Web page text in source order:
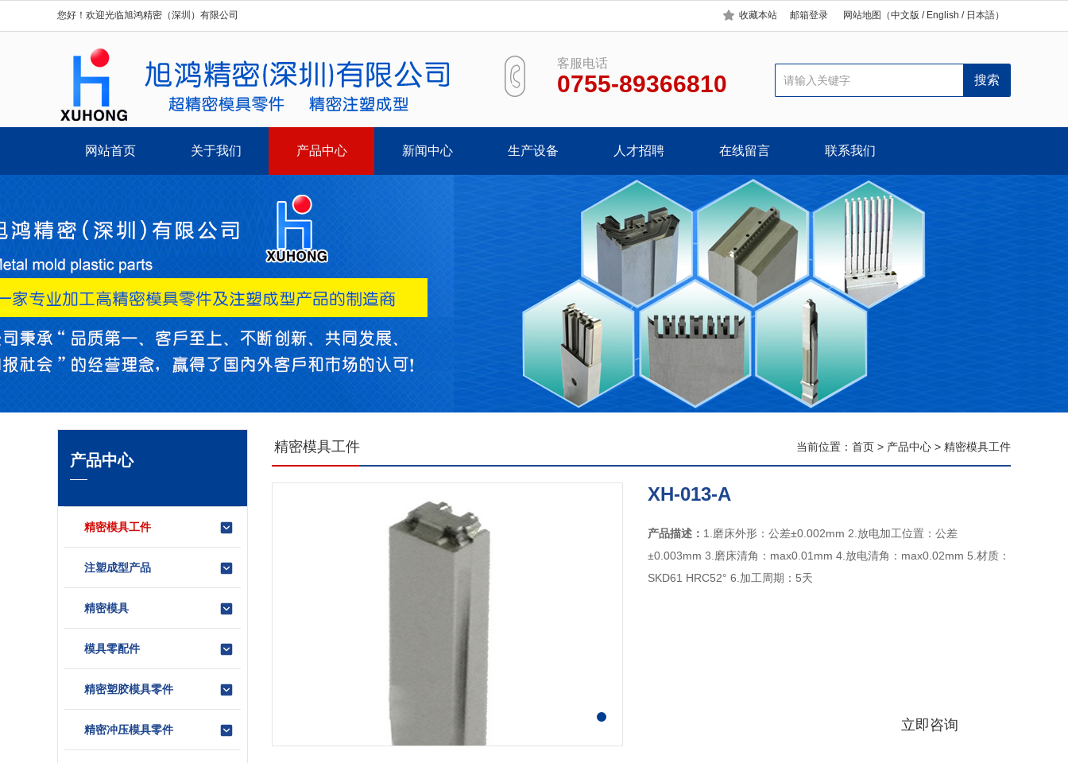
您好！欢迎光临旭鸿精密（深圳）有限公司 收藏本站 邮箱登录 网站地图 （中文版 /English / 日本語）
客服电话
0755-89366810
网站首页 关于我们 产品中心 新闻中心 生产设备 人才招聘 在线留言 联系我们
产品中心
精密模具工件
注塑成型产品
精密模具
模具零配件
精密塑胶模具零件
精密冲压模具零件
当前位置： 首页 > 产品中心 > 精密模具工件
精密模具工件
XH-013-A
产品描述： 1.磨床外形：公差±0.002mm 2.放电加工位置：公差
±0.003mm 3.磨床清角：max0.01mm 4.放电清角：max0.02mm 5.材质：
SKD61 HRC52° 6.加工周期：5天
立即咨询